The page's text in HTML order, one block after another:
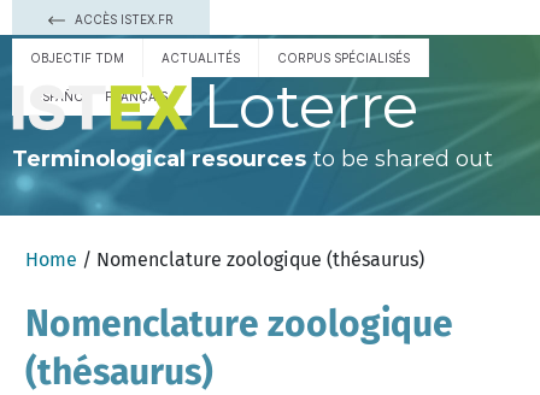
ACCÈS ISTEX.FR
OBJECTIF TDM ACTUALITÉS CORPUS SPÉCIALISÉS
ESPAÑOL FRANÇAIS Loterre
Terminological resourcesto be shared out
Home / Nomenclature zoologique (thésaurus)
Nomenclature zoologique
(thésaurus)